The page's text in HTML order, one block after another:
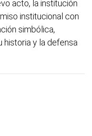
acto, la institución
institucional con
simbólica,
y la defensa